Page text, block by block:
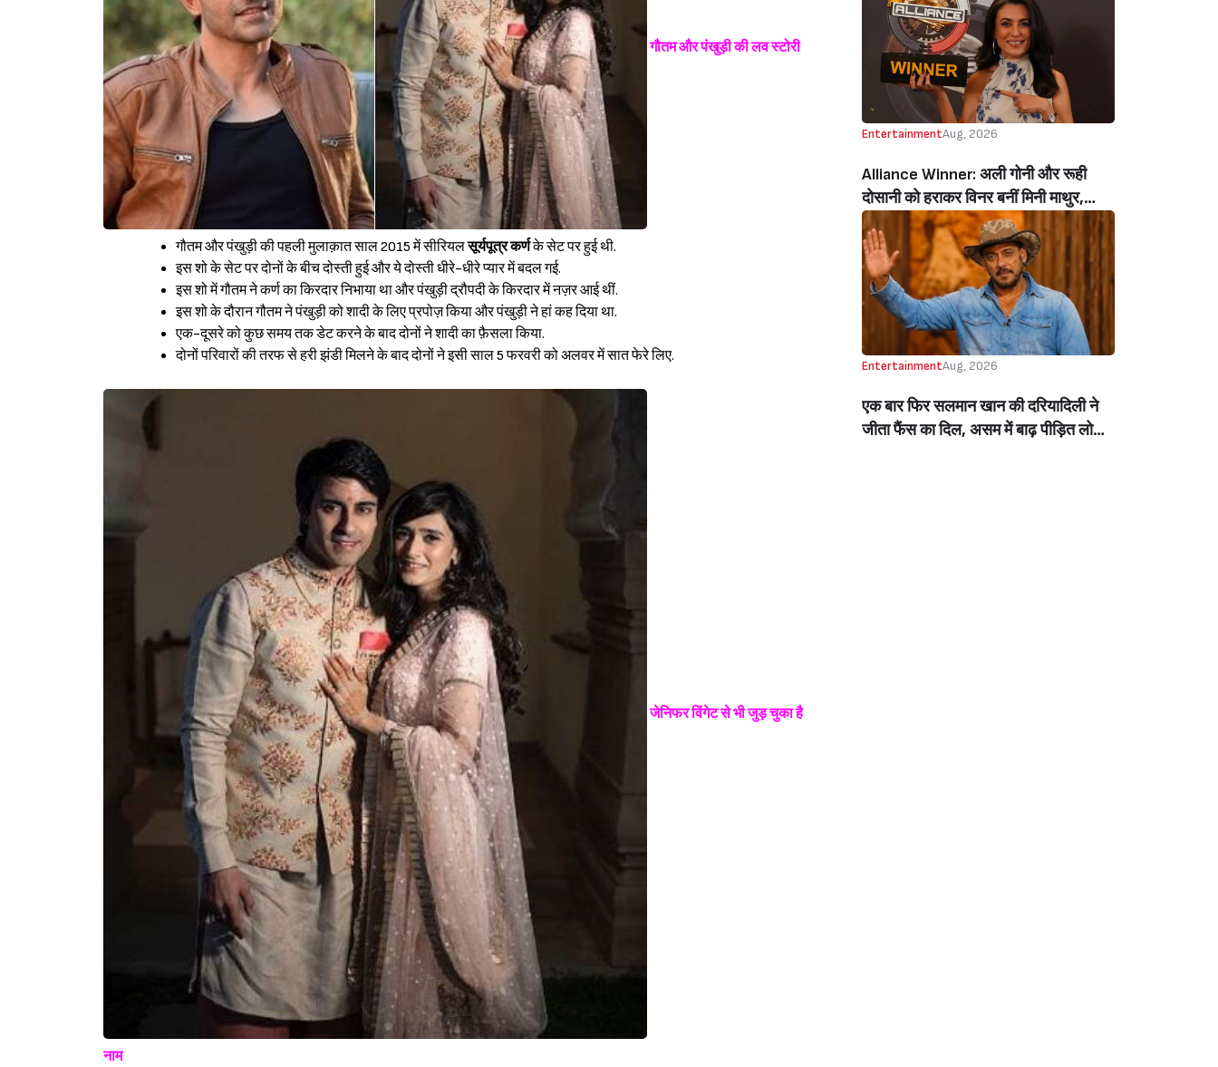
गौतम और पंखुड़ी की लव स्टोरी
गौतम और पंखुड़ी की पहली मुलाक़ात साल 2015 में सीरियलसूर्यपूत्र कर्णके सेट पर हुई थी.
इस शो के सेट पर दोनों के बीच दोस्ती हुई और ये दोस्ती धीरे-धीरे प्यार में बदल गई.
इस शो में गौतम ने कर्ण का किरदार निभाया था और पंखुड़ी द्रौपदी के किरदार में नज़र आई थीं.
इस शो के दौरान गौतम ने पंखुड़ी को शादी के लिए प्रपोज़ किया और पंखुड़ी ने हां कह दिया था.
एक-दूसरे को कुछ समय तक डेट करने के बाद दोनों ने शादी का फ़ैसला किया.
दोनों परिवारों की तरफ से हरी झंडी मिलने के बाद दोनों ने इसी साल 5 फरवरी को अलवर में सात फेरे लिए.
जेनिफर विंगेट से भी जुड़ चुका है
नाम
Rawat)
EntertainmentAug, 2026
Alliance Winner: अली गोनी और रूही
दोसानी को हराकर विनर बनीं मिनी माथुर,
इनाम में मिले 50 लाख रुपये और चमचमाती ही
ट्रॉफी (Mini Mathur Lifts Trophy
Beats Aly Goni And Ruhee Dosani)
EntertainmentAug, 2026
एक बार फिर सलमान खान की दरियादिली ने
जीता फैंस का दिल, असम में बाढ़ पीड़ित लोगों